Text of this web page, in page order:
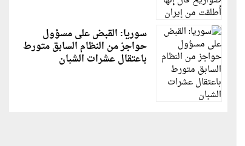
سوريا: القبض على مسؤول
حواجز من النظام السابق متورط
باعتقال عشرات الشبان